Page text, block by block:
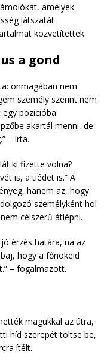
amelyek
látszatát
közvetítettek.
a gond
önmagában nem
személy szerint nem
pozícióba.
akartál menni, de
– írta.
ki fizette volna?
is, a tiédet is.” A
hanem az, hogy
személyként hol
célszerű átlépni.
érzés határa, na az
hogy a főnökeid
– fogalmazott.
magukkal az útra,
híd szerepét töltse be,
ítélt.